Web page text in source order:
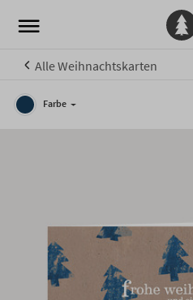
Alle Weihnachtskarten
Farbe